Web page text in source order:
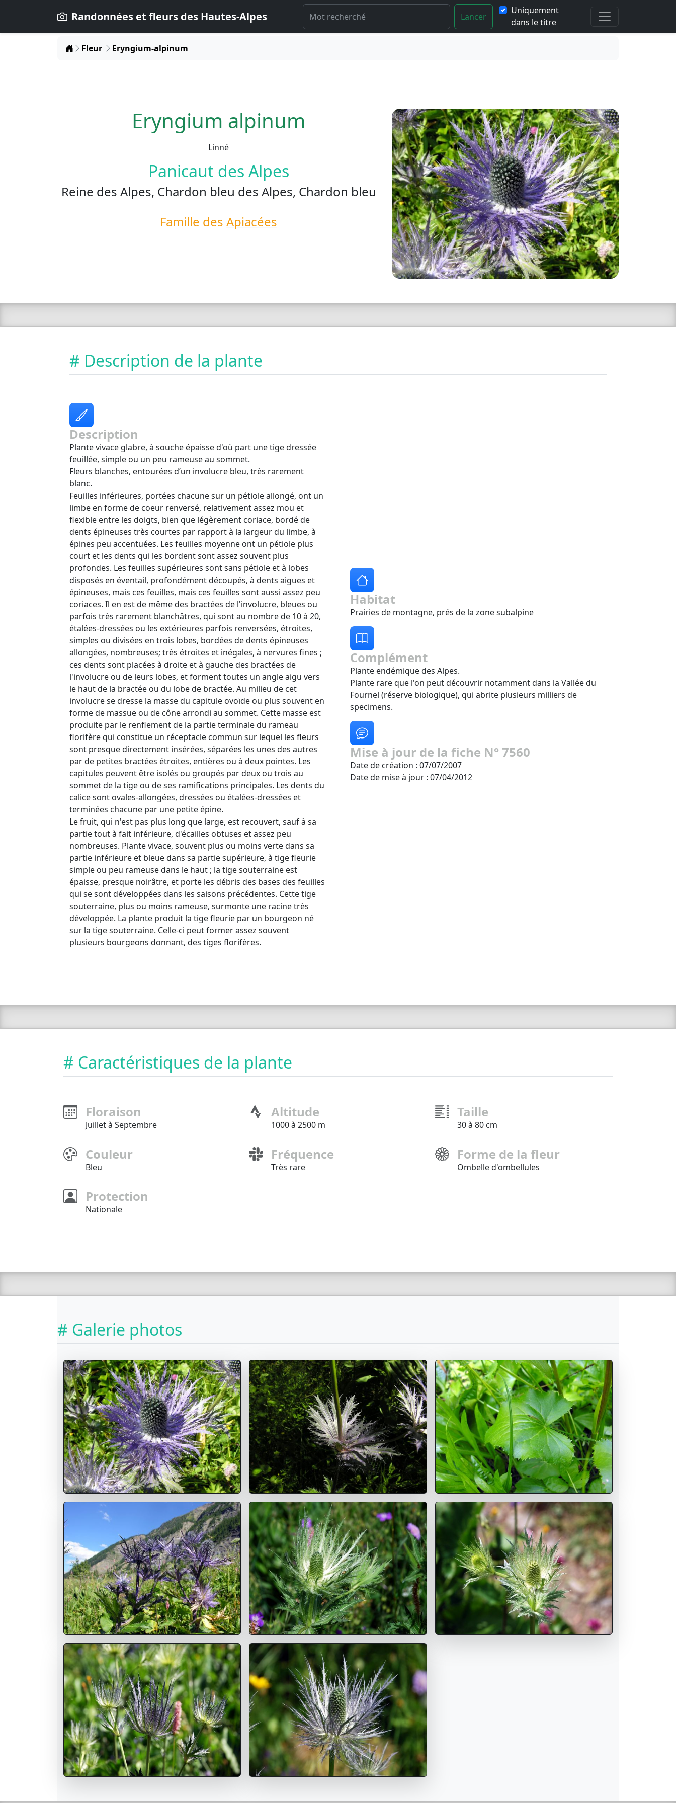
Randonnées et fleurs des Hautes-Alpes Lancer
Uniquement
dans le titre
Home
Fleur Eryngium-alpinum
Eryngium alpinum
Linné
Panicaut des Alpes
Reine des Alpes, Chardon bleu des Alpes, Chardon bleu
Famille des Apiacées
# Description de la plante
Description
Plante vivace glabre, à souche épaisse d'où part une tige dressée
feuillée, simple ou un peu rameuse au sommet.
Fleurs blanches, entourées d’un involucre bleu, très rarement
blanc.
Feuilles inférieures, portées chacune sur un pétiole allongé, ont un
limbe en forme de coeur renversé, relativement assez mou et
flexible entre les doigts, bien que légèrement coriace, bordé de
dents épineuses très courtes par rapport à la largeur du limbe, à
épines peu accentuées. Les feuilles moyenne ont un pétiole plus
court et les dents qui les bordent sont assez souvent plus
profondes. Les feuilles supérieures sont sans pétiole et à lobes
disposés en éventail, profondément découpés, à dents aigues et
épineuses, mais ces feuilles, mais ces feuilles sont aussi assez peu
coriaces. Il en est de même des bractées de l'involucre, bleues ou
parfois très rarement blanchâtres, qui sont au nombre de 10 à 20,
étalées-dressées ou les extérieures parfois renversées, étroites,
simples ou divisées en trois lobes, bordées de dents épineuses
allongées, nombreuses; très étroites et inégales, à nervures fines ;
ces dents sont placées à droite et à gauche des bractées de
l'involucre ou de leurs lobes, et forment toutes un angle aigu vers
le haut de la bractée ou du lobe de bractée. Au milieu de cet
involucre se dresse la masse du capitule ovoïde ou plus souvent en
forme de massue ou de cône arrondi au sommet. Cette masse est
produite par le renflement de la partie terminale du rameau
florifère qui constitue un réceptacle commun sur lequel les fleurs
sont presque directement insérées, séparées les unes des autres
par de petites bractées étroites, entières ou à deux pointes. Les
capitules peuvent être isolés ou groupés par deux ou trois au
sommet de la tige ou de ses ramifications principales. Les dents du
calice sont ovales-allongées, dressées ou étalées-dressées et
terminées chacune par une petite épine.
Le fruit, qui n'est pas plus long que large, est recouvert, sauf à sa
partie tout à fait inférieure, d'écailles obtuses et assez peu
nombreuses. Plante vivace, souvent plus ou moins verte dans sa
partie inférieure et bleue dans sa partie supérieure, à tige fleurie
simple ou peu rameuse dans le haut ; la tige souterraine est
épaisse, presque noirâtre, et porte les débris des bases des feuilles
qui se sont développées dans les saisons précédentes. Cette tige
souterraine, plus ou moins rameuse, surmonte une racine très
développée. La plante produit la tige fleurie par un bourgeon né
sur la tige souterraine. Celle-ci peut former assez souvent
plusieurs bourgeons donnant, des tiges florifères.
Habitat
Prairies de montagne, prés de la zone subalpine
Complément
Plante endémique des Alpes.
Plante rare que l'on peut découvrir notamment dans la Vallée du
Fournel (réserve biologique), qui abrite plusieurs milliers de
specimens.
Mise à jour de la fiche N° 7560
Date de création : 07/07/2007
Date de mise à jour : 07/04/2012
# Caractéristiques de la plante
Floraison
Juillet à Septembre
Altitude
1000 à 2500 m
Taille
30 à 80 cm
Couleur
Bleu
Fréquence
Très rare
Forme de la fleur
Ombelle d'ombellules
Protection
Nationale
# Galerie photos